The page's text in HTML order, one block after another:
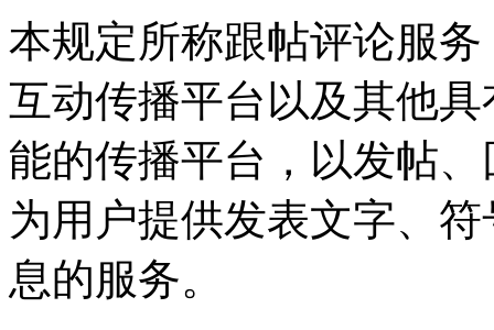
本规定所称跟帖评论服
互动传播平台以及其他
能的传播平台，以发帖
为用户提供发表文字、
息的服务。